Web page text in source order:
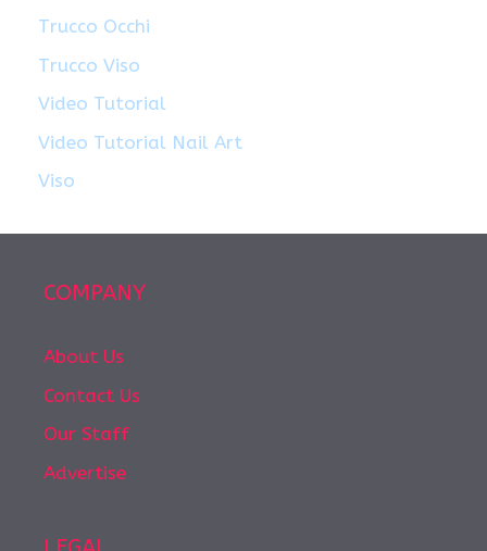
Trucco Occhi
Trucco Viso
Video Tutorial
Video Tutorial Nail Art
Viso
COMPANY
About Us
Contact Us
Our Staff
Advertise